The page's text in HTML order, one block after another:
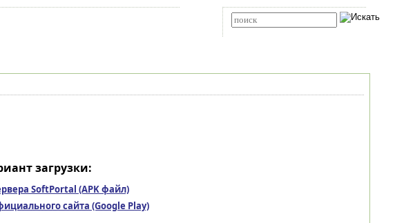
загрузки:
SoftPortal (APK файл)
сайта (Google Play)